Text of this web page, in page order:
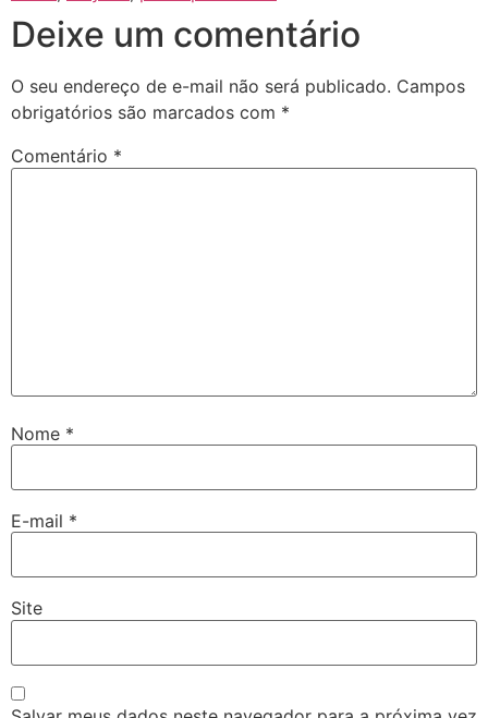
Deixe um comentário
O seu endereço de e-mail não será publicado. Campos
obrigatórios são marcados com *
Comentário *
Nome *
E-mail *
Site